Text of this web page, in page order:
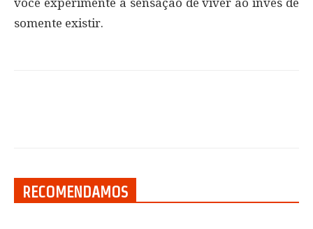
você experimente a sensação de viver ao invés de
somente existir.
RECOMENDAMOS